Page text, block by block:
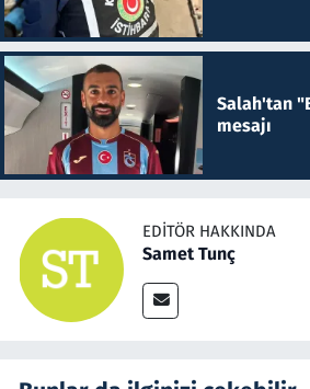
Salah'tan
mesajı
EDITÖR HAKKINDA
Samet Tunç